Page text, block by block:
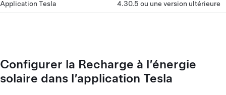
Application Tesla 4.30.5 ou une version ultérieure
Configurer la Recharge à l’énergie
solaire dans l’application Tesla